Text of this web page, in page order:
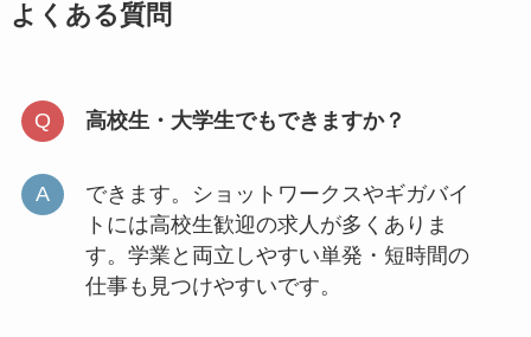
よくある質問
高校生・大学生でもできますか？
できます。ショットワークスやギガバイ
トには高校生歓迎の求人が多くありま
す。学業と両立しやすい単発・短時間の
仕事も見つけやすいです。